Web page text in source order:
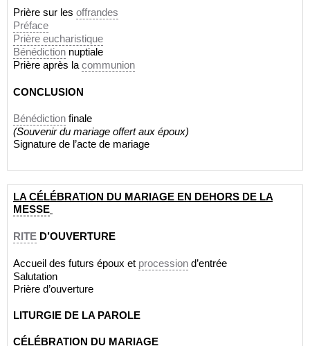
Prière sur les offrandes
Préface
Prière eucharistique
Bénédiction nuptiale
Prière après la communion
CONCLUSION
Bénédiction finale
(Souvenir du mariage offert aux époux)
Signature de l’acte de mariage
LA CÉLÉBRATION DU MARIAGE EN DEHORS DE LA
MESSE
RITE D’OUVERTURE
Accueil des futurs époux et procession d’entrée
Salutation
Prière d’ouverture
LITURGIE DE LA PAROLE
CÉLÉBRATION DU MARIAGE